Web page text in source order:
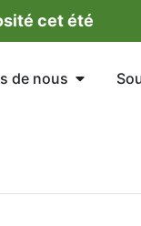
cet été
de nous